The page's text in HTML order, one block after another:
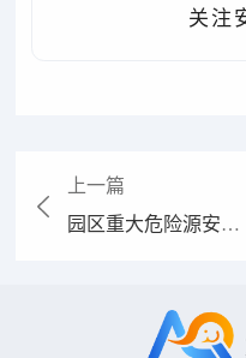
关注
上一篇
园区重大危险源安全
而全陷阱”，轻量起